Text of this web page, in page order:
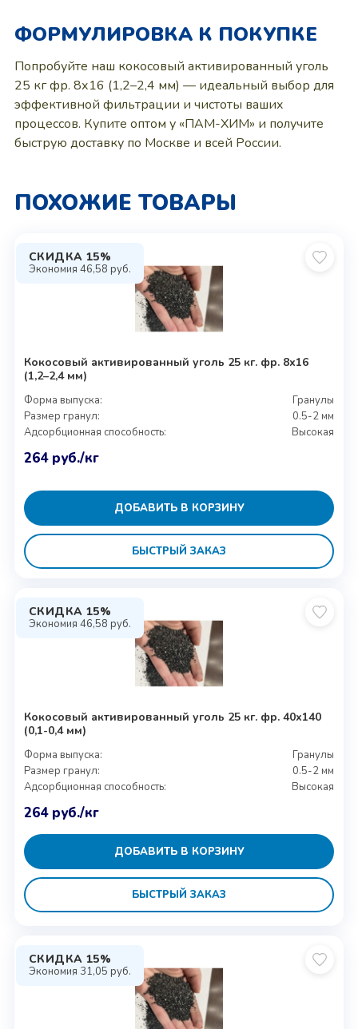
ФОРМУЛИРОВКА К ПОКУПКЕ
Попробуйте наш кокосовый активированный уголь
25 кг фр. 8х16 (1,2–2,4 мм) — идеальный выбор для
эффективной фильтрации и чистоты ваших
процессов. Купите оптом у «ПАМ-ХИМ» и получите
быструю доставку по Москве и всей России.
ПОХОЖИЕ ТОВАРЫ
СКИДКА 15%
Экономия 46,58 руб.
Кокосовый активированный уголь 25 кг. фр. 8х16
(1,2–2,4 мм)
Форма выпуска:
Гранулы
Размер гранул:
0.5-2 мм
Адсорбционная способность:
Высокая
264 руб./кг
ДОБАВИТЬ В КОРЗИНУ
БЫСТРЫЙ ЗАКАЗ
СКИДКА 15%
Экономия 46,58 руб.
Кокосовый активированный уголь 25 кг. фр. 40х140
(0,1-0,4 мм)
Форма выпуска:
Гранулы
Размер гранул:
0.5-2 мм
Адсорбционная способность:
Высокая
264 руб./кг
ДОБАВИТЬ В КОРЗИНУ
БЫСТРЫЙ ЗАКАЗ
СКИДКА 15%
Экономия 31,05 руб.